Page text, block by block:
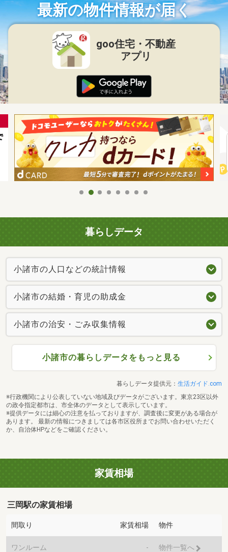
最新の物件情報が届く
goo住宅・不動産
アプリ
暮らしデータ
小諸市の人口などの統計情報
小諸市の結婚・育児の助成金
小諸市の治安・ごみ収集情報
小諸市の暮らしデータをもっと見る
暮らしデータ提供元： 生活ガイド.com
※行政機関により公表していない地域及びデータがございます。東京23区以外
の政令指定都市は、市全体のデータとして表示しています。
※提供データには細心の注意を払っておりますが、調査後に変更がある場合が
あります。 最新の情報につきましては各市区役所までお問い合わせいただく
か、自治体HPなどをご確認ください。
家賃相場
三岡駅の家賃相場
間取り 家賃相場 物件
ワンルーム - 物件一覧へ